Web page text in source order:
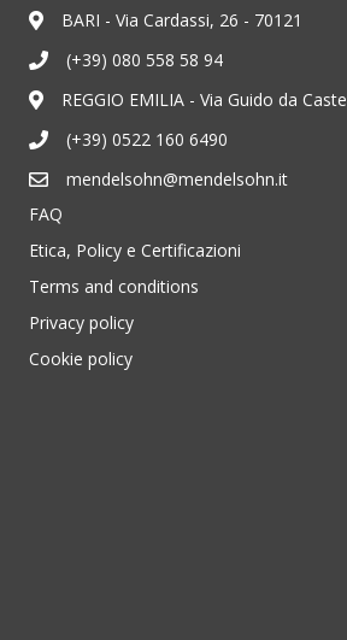
BARI - Via Cardassi, 26 - 70121
(+39) 080 558 58 94
REGGIO EMILIA - Via Guido da
(+39) 0522 160 6490
mendelsohn@mendelsohn.it
FAQ
Etica, Policy e Certificazioni
Terms and conditions
Privacy policy
Cookie policy